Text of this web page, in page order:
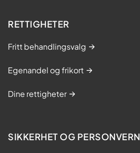
RETTIGHETER
Fritt behandlingsvalg
Egenandel og frikort
Dine rettigheter
SIKKERHET OG PERSONVERN